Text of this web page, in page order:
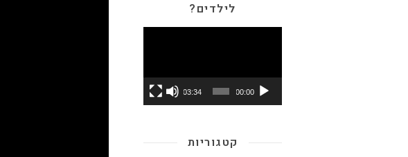
לילדים?
נגן
00:00
03:34
קטגוריות